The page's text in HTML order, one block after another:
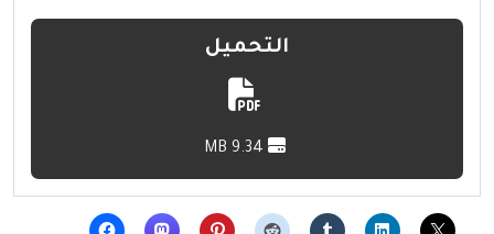
التحميل